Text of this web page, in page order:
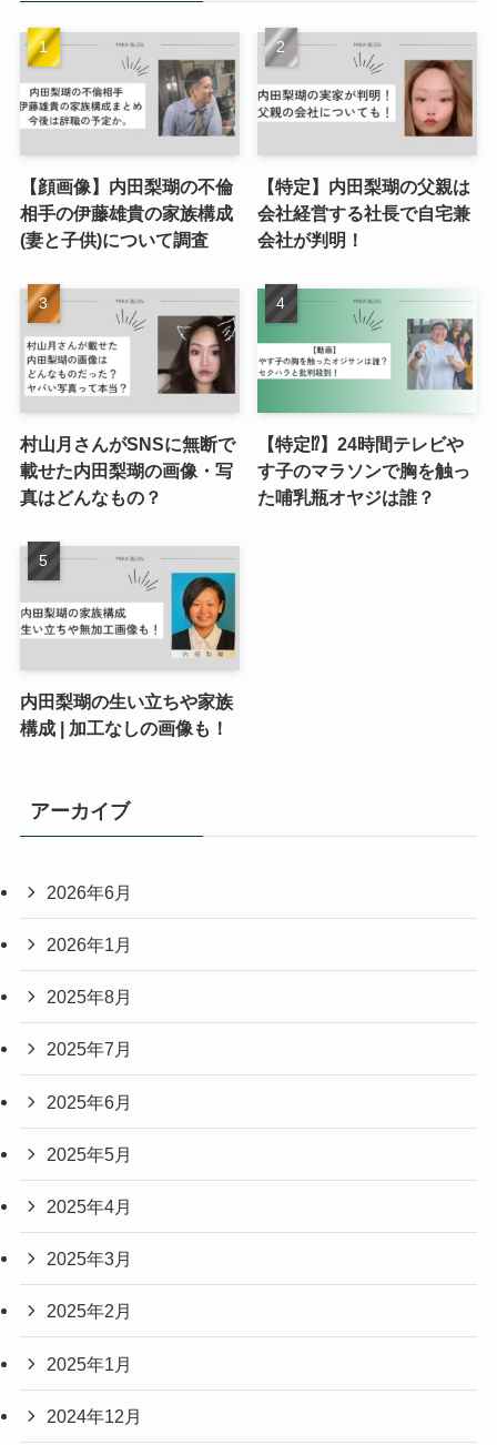
【顔画像】内田梨瑚の不倫
相手の伊藤雄貴の家族構成
(妻と子供)について調査
【特定】内田梨瑚の父親は
会社経営する社長で自宅兼
会社が判明！
村山月さんがSNSに無断で
載せた内田梨瑚の画像・写
真はどんなもの？
【特定⁉︎】24時間テレビや
す子のマラソンで胸を触っ
た哺乳瓶オヤジは誰？
内田梨瑚の生い立ちや家族
構成 | 加工なしの画像も！
アーカイブ
2026年6月
2026年1月
2025年8月
2025年7月
2025年6月
2025年5月
2025年4月
2025年3月
2025年2月
2025年1月
2024年12月